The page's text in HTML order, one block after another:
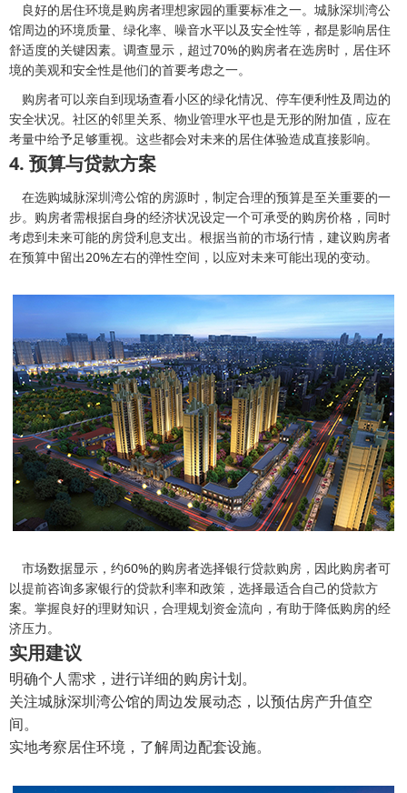
良好的居住环境是购房者理想家园的重要标准之一。城脉深圳湾公
馆周边的环境质量、绿化率、噪音水平以及安全性等，都是影响居住
舒适度的关键因素。调查显示，超过70%的购房者在选房时，居住环
境的美观和安全性是他们的首要考虑之一。
购房者可以亲自到现场查看小区的绿化情况、停车便利性及周边的
安全状况。社区的邻里关系、物业管理水平也是无形的附加值，应在
考量中给予足够重视。这些都会对未来的居住体验造成直接影响。
4. 预算与贷款方案
在选购城脉深圳湾公馆的房源时，制定合理的预算是至关重要的一
步。购房者需根据自身的经济状况设定一个可承受的购房价格，同时
考虑到未来可能的房贷利息支出。根据当前的市场行情，建议购房者
在预算中留出20%左右的弹性空间，以应对未来可能出现的变动。
市场数据显示，约60%的购房者选择银行贷款购房，因此购房者可
以提前咨询多家银行的贷款利率和政策，选择最适合自己的贷款方
案。掌握良好的理财知识，合理规划资金流向，有助于降低购房的经
济压力。
实用建议
明确个人需求，进行详细的购房计划。
关注城脉深圳湾公馆的周边发展动态，以预估房产升值空
间。
实地考察居住环境，了解周边配套设施。